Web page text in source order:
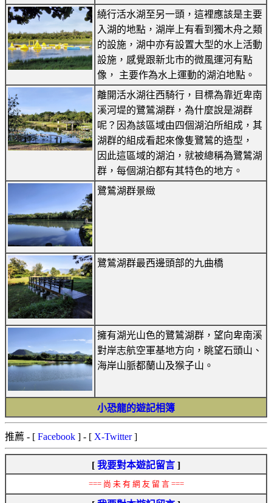
繞行活水湖至另一頭，這裡應該是主要
入湖的地點，湖岸上有看到獨木舟之類
的設施，湖中亦有設置大型的水上活動
設施，感覺跟新北市的微風運河有點
像， 主要作為水上運動的湖泊地點。
離開活水湖往西騎行，目標為靠近卑南
溪河堤的鷺鷥湖群，為什麼說是湖群
呢？因為該區域由四個湖泊所組成，其
湖群的組成看起來像隻鷺鷥的造型，
因此這區域的湖泊，就被總稱為鷺鷥湖
群，每個湖泊都有其特色的地方。
鷺鷥湖群景緻
鷺鷥湖群最西邊頭部的九曲橋
擁有湖光山色的鷺鷥湖群，望向卑南溪
對岸志航空軍基地方向，眺望石頭山、
海岸山脈都蘭山及猴子山。
小恐龍的遊記相簿
推薦 - [ Facebook ] - [ X-Twitter]
[ 我要對本遊記留言 ]
=== 尚 未 有 網 友 留 言 ===